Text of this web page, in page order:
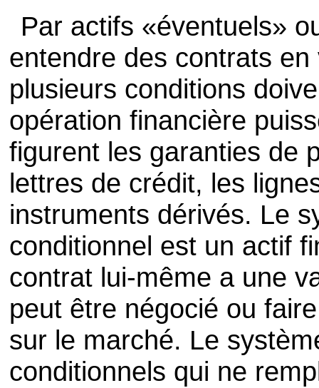
Par actifs «éventuels»
entendre des contrats
plusieurs conditions
opération financière
figurent les garanties de
lettres de crédit, les
instruments dérivés. Le
conditionnel est un actif
contrat lui-même a une
peut être négocié ou
sur le marché. Le
conditionnels qui ne